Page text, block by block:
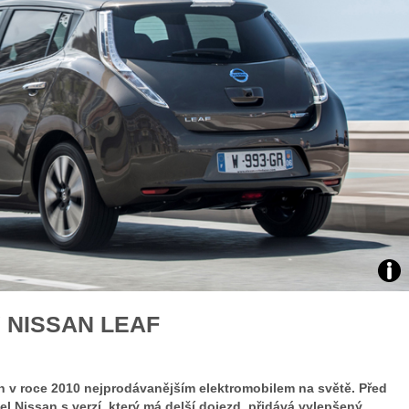
Zdroj:
NISSAN LEAF
roce 2010 nejprodávanějším elektromobilem na světě. Před
Nissan s verzí, který má delší dojezd, přidává vylepšený
Zabavte děti na cestách
překvapivé rady pro bezpečnou jízdu
V roli jezdkyně
rozhovor se